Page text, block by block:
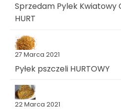
Sprzedam Pylek Kwiatowy
HURT
27 Marca 2021
Pyłek pszczeli HURTOWY
22 Marca 2021